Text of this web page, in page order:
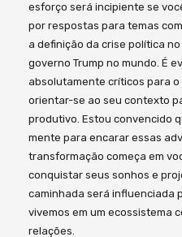
esforço será incipiente se
por respostas para temas
a definição da crise política
governo Trump no mundo. É
absolutamente críticos para
orientar-se ao seu contexto
produtivo. Estou convencido
mente para encarar essas
transformação começa em
conquistar seus sonhos e
caminhada será influenciada
vivemos em um ecossistema
relações.